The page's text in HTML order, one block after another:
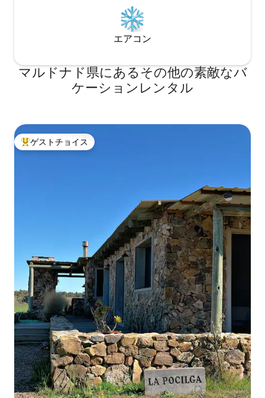
エアコン
マルドナド県にあるその他の素敵なバ
ケーションレンタル
大好評のゲストチョイスです。
ゲストチョイス